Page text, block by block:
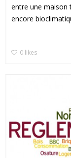
entre une maison
encore
0 likes